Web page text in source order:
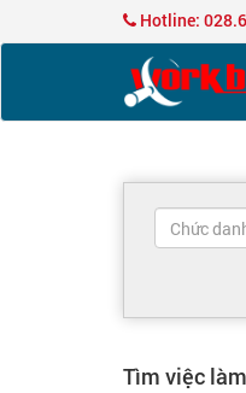
Hotline:
Tìm việc